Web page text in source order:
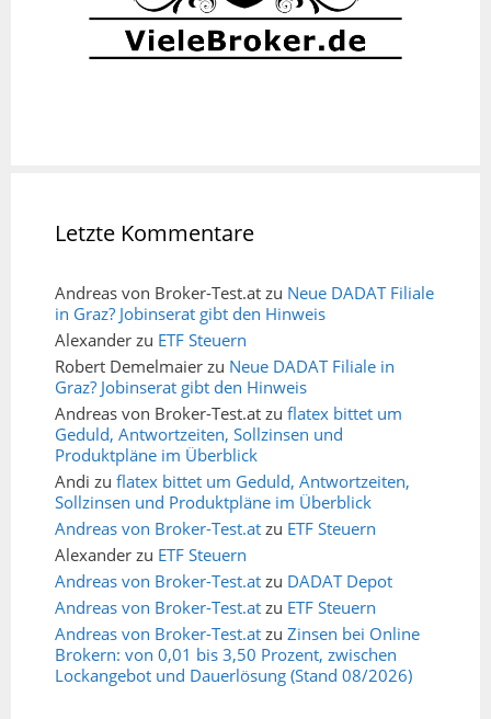
Letzte Kommentare
Andreas von Broker-Test.at zu Neue DADAT Filiale
in Graz? Jobinserat gibt den Hinweis
Alexander zu ETF Steuern
Robert Demelmaier zu Neue DADAT Filiale in
Graz? Jobinserat gibt den Hinweis
Andreas von Broker-Test.at zu flatex bittet um
Geduld, Antwortzeiten, Sollzinsen und
Produktpläne im Überblick
Andi zu flatex bittet um Geduld, Antwortzeiten,
Sollzinsen und Produktpläne im Überblick
Andreas von Broker-Test.at zu ETF Steuern
Alexander zu ETF Steuern
Andreas von Broker-Test.at zu DADAT Depot
Andreas von Broker-Test.at zu ETF Steuern
Andreas von Broker-Test.at zu Zinsen bei Online
Brokern: von 0,01 bis 3,50 Prozent, zwischen
Lockangebot und Dauerlösung (Stand 08/2026)